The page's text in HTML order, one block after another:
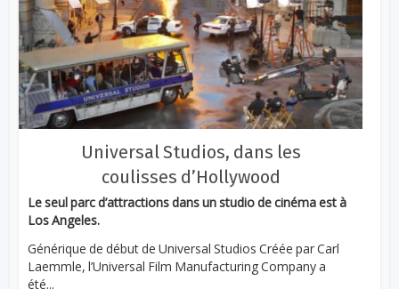
Universal Studios, dans les
coulisses d’Hollywood
Le seul parc d’attractions dans un studio de cinéma est à
Los Angeles.
Générique de début de Universal Studios Créée par Carl
Laemmle, l’Universal Film Manufacturing Company a
été...